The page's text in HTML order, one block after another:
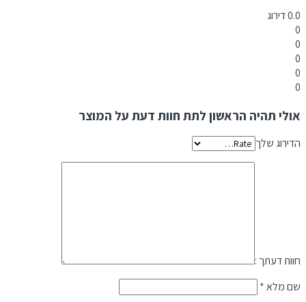
0.0דירוג
אולי תהיה הראשון לתת חוות דעת על המוצר
הדירוג שלך
חוות דעתך :
שם מלא*